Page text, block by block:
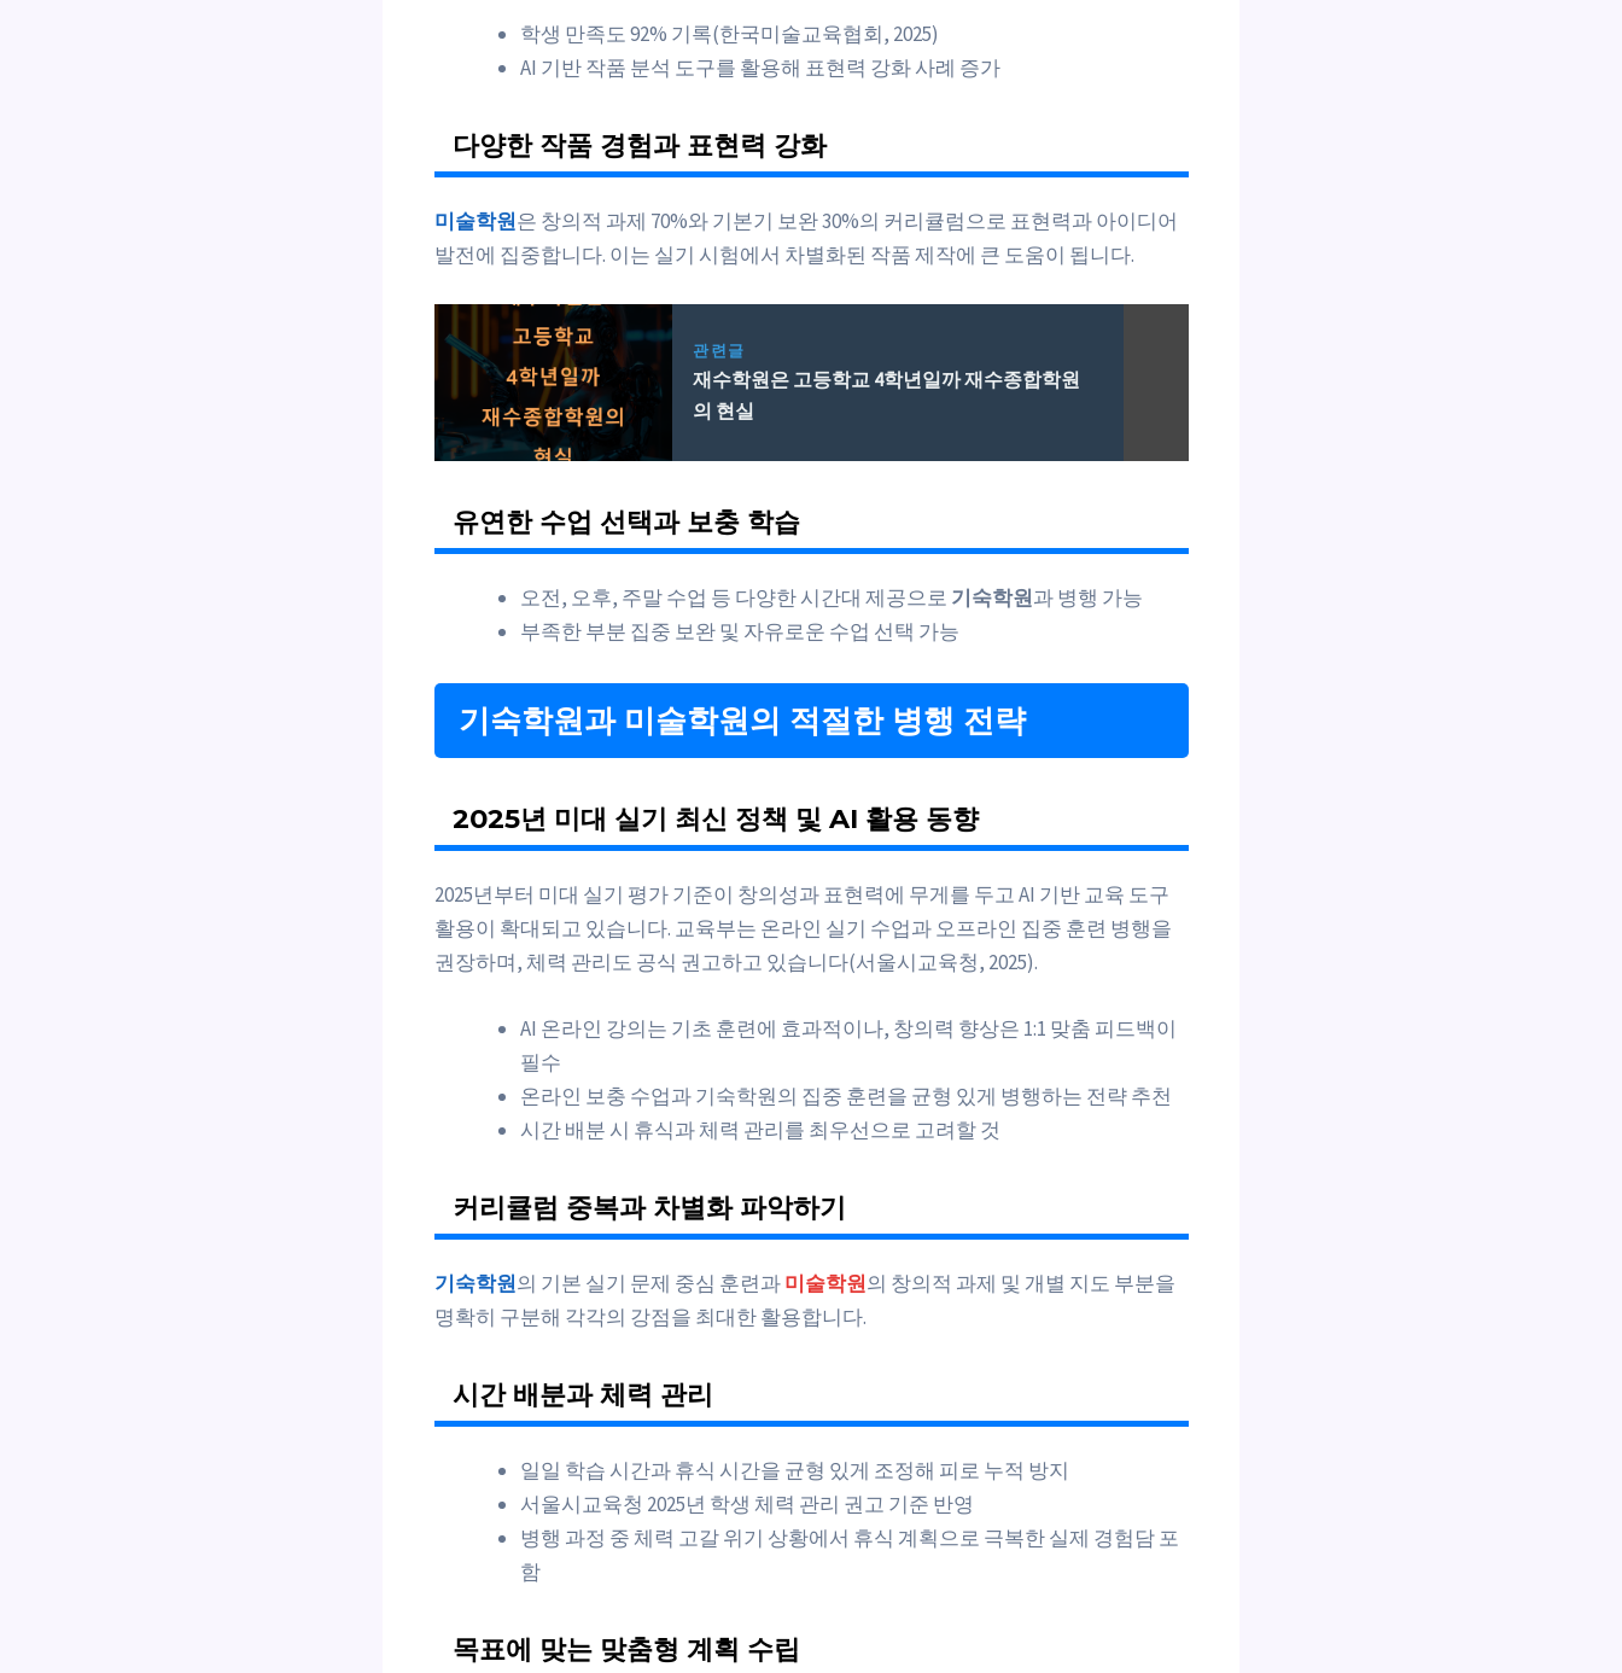
학생 만족도 92% 기록(한국미술교육협회, 2025)
AI 기반 작품 분석 도구를 활용해 표현력 강화 사례 증가
다양한 작품 경험과 표현력 강화
미술학원은 창의적 과제 70%와 기본기 보완 30%의 커리큘럼으로 표현력과 아이디어
발전에 집중합니다. 이는 실기 시험에서 차별화된 작품 제작에 큰 도움이 됩니다.
관련글
재수학원은 고등학교 4학년일까 재수종합학원
의 현실
유연한 수업 선택과 보충 학습
오전, 오후, 주말 수업 등 다양한 시간대 제공으로 기숙학원과 병행 가능
부족한 부분 집중 보완 및 자유로운 수업 선택 가능
기숙학원과 미술학원의 적절한 병행 전략
2025년 미대 실기 최신 정책 및 AI 활용 동향
2025년부터 미대 실기 평가 기준이 창의성과 표현력에 무게를 두고 AI 기반 교육 도구
활용이 확대되고 있습니다. 교육부는 온라인 실기 수업과 오프라인 집중 훈련 병행을
권장하며, 체력 관리도 공식 권고하고 있습니다(서울시교육청, 2025).
AI 온라인 강의는 기초 훈련에 효과적이나, 창의력 향상은 1:1 맞춤 피드백이
필수
온라인 보충 수업과 기숙학원의 집중 훈련을 균형 있게 병행하는 전략 추천
시간 배분 시 휴식과 체력 관리를 최우선으로 고려할 것
커리큘럼 중복과 차별화 파악하기
기숙학원의 기본 실기 문제 중심 훈련과미술학원의 창의적 과제 및 개별 지도 부분을
명확히 구분해 각각의 강점을 최대한 활용합니다.
시간 배분과 체력 관리
일일 학습 시간과 휴식 시간을 균형 있게 조정해 피로 누적 방지
서울시교육청 2025년 학생 체력 관리 권고 기준 반영
병행 과정 중 체력 고갈 위기 상황에서 휴식 계획으로 극복한 실제 경험담 포
함
목표에 맞는 맞춤형 계획 수립